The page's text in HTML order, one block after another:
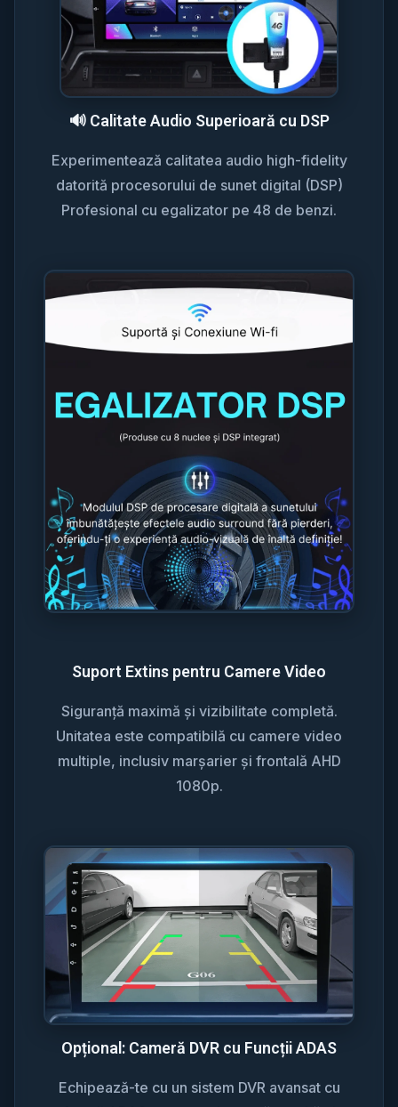
🔊 Calitate Audio Superioară cu DSP
Experimentează calitatea audio high-fidelity
datorită procesorului de sunet digital (DSP)
Profesional cu egalizator pe 48 de benzi.
Suport Extins pentru Camere Video
Siguranță maximă și vizibilitate completă.
Unitatea este compatibilă cu camere video
multiple, inclusiv marșarier și frontală AHD
1080p.
Opțional: Cameră DVR cu Funcții ADAS
Echipează-te cu un sistem DVR avansat cu